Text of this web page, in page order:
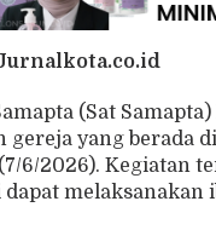
t
i
a
B
e
r
i
b
(Sat
gereja yang berada
6/2026). Kegiatan
melaksanakan